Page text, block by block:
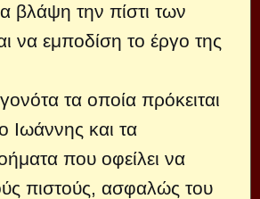
βλάψη την πίστι των
να εμποδίση το έργο της
τα οποία πρόκειται
Ιωάννης και τα
που οφείλει να
πιστούς, ασφαλώς του